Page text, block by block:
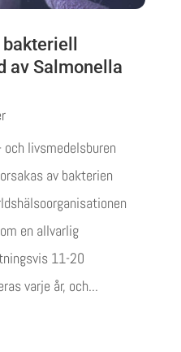
av Salmonella
livsmedelsburen
av bakterien
en allvarlig
11-20
varje år, och...